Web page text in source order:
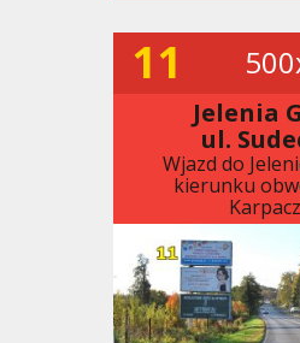
11
Jelenia
ul.
Wjazd do
kierunku